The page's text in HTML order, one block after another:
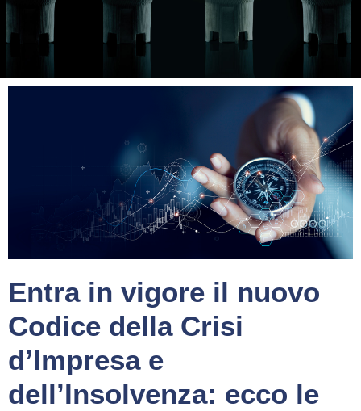
Entra in vigore il nuovo
Codice della Crisi
d’Impresa e
dell’Insolvenza: ecco le